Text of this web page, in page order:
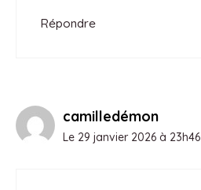
Répondre
camilledémon
Le 29 janvier 2026 à 23h46